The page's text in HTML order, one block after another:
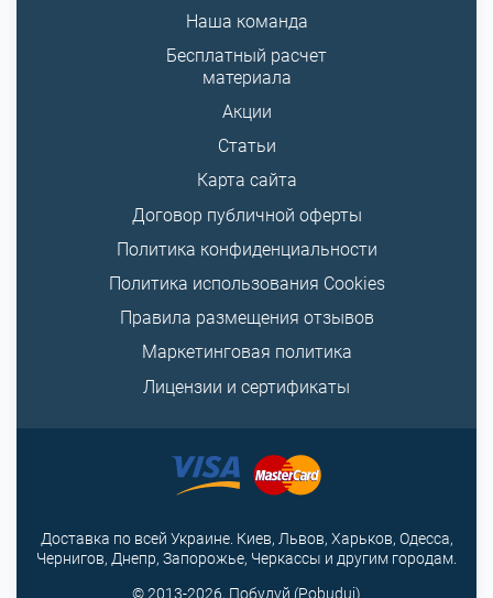
Наша команда
Бесплатный расчет
материала
Акции
Статьи
Карта сайта
Договор публичной оферты
Политика конфиденциальности
Политика использования Cookies
Правила размещения отзывов
Маркетинговая политика
Лицензии и сертификаты
© 2013-2026, Побудуй (Pobuduj)
Доставка по всей Украине. Киев, Львов, Харьков, Одесса,
Чернигов, Днепр, Запорожье, Черкассы и другим городам.